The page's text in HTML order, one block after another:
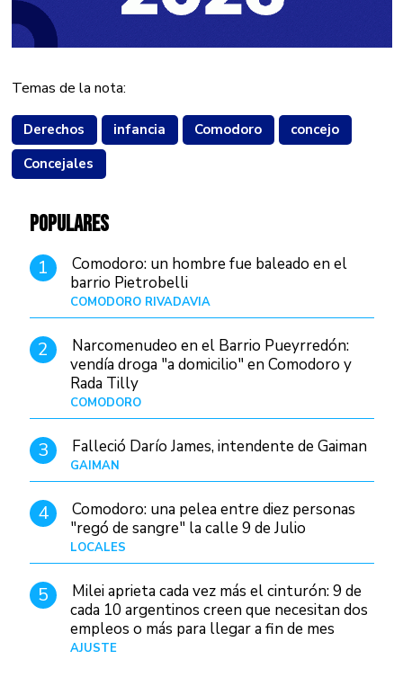
Temas de la nota:
Derechos infancia Comodoro
concejo
Concejales
POPULARES
1
Comodoro: un hombre fue baleado en el
barrio Pietrobelli
COMODORO RIVADAVIA
2
Narcomenudeo en el Barrio Pueyrredón:
vendía droga "a domicilio" en Comodoro y
Rada Tilly
COMODORO
3 Falleció Darío James, intendente de Gaiman
GAIMAN
4
Comodoro: una pelea entre diez personas
"regó de sangre" la calle 9 de Julio
LOCALES
5
Milei aprieta cada vez más el cinturón: 9 de
cada 10 argentinos creen que necesitan dos
empleos o más para llegar a fin de mes
AJUSTE